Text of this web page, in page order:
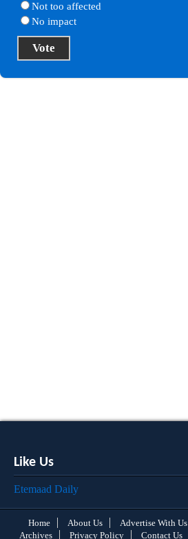
Not too affected
No impact
Like Us
Etemaad Daily
Home About Us Advertise With Us
Archives
Privacy Policy Contact Us